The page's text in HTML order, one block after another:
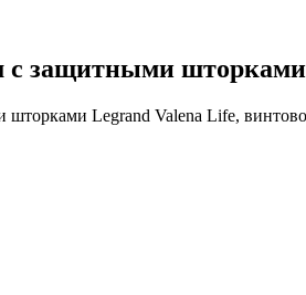
с защитными
шторками Legrand Valena Life,